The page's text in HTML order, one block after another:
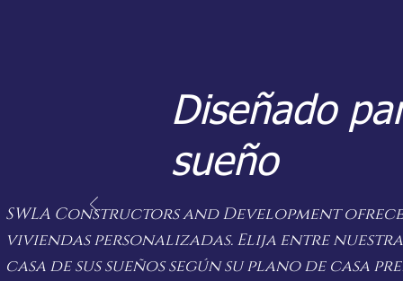
Diseñado
sueño
SWLA Constructors and Development
viviendas personalizadas. Elija entre
casa de sus sueños según su plano de casa